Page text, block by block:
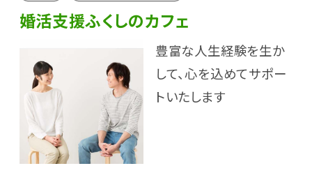
婚活支援ふくしのカフェ
豊富な人生経験を生か
して、心を込めてサポー
トいたします